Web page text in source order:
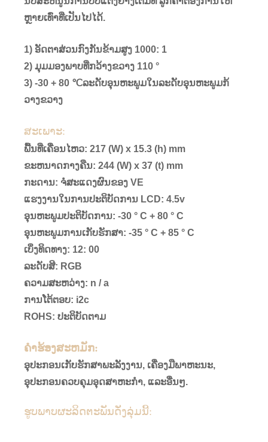
ຫຼາຍເທົ່າທີ່ເປັນໄປໄດ້.
1) ອັດຕາສ່ວນກົງກັນຂ້າມສູງ 1000: 1
2) ມຸມມອງພາບທີ່ກວ້າງຂວາງ 110 °
3) -30 + 80 ℃ລະດັບອຸນຫະພູມໃນລະດັບອຸນຫະພູມກ້
ວາງຂວາງ
ສະເພາະ:
ພື້ນທີ່ເຄື່ອນໄຫວ: 217 (W) x 15.3 (h) mm
ຂະຫນາດກາງຄືນ: 244 (W) x 37 (t) mm
ກະດານ: ຈໍສະແດງຜົນຂອງ VE
ແຮງງານໃນການປະຕິບັດການ LCD: 4.5v
ອຸນຫະພູມປະຕິບັດການ: -30 ° C + 80 ° C
ອຸນຫະພູມການເກັບຮັກສາ: -35 ° C + 85 ° C
ເບິ່ງທິດທາງ: 12: 00
ລະດັບສີ: RGB
ຄວາມສະຫວ່າງ: n / a
ການໂຕ້ຕອບ: i2c
ROHS: ປະຕິບັດຕາມ
ຄໍາຮ້ອງສະຫມັກ:
ອຸປະກອນເກັບຮັກສາພະລັງງານ, ເຄື່ອງມືພາຫະນະ,
ອຸປະກອນຄວບຄຸມອຸດສາຫະກໍາ, ແລະອື່ນໆ.
ຮູບພາບຜະລິດຕະພັນດັ່ງລຸ່ມນີ້: